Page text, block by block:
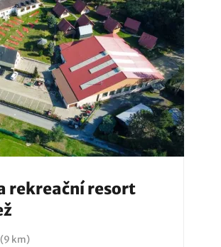
rekreační resort
(9 km)